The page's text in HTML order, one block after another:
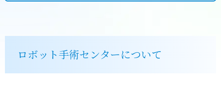
ロボット手術センターについて